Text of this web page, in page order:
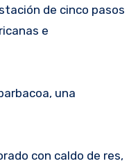
de cinco pasos
e
una
con caldo de res,